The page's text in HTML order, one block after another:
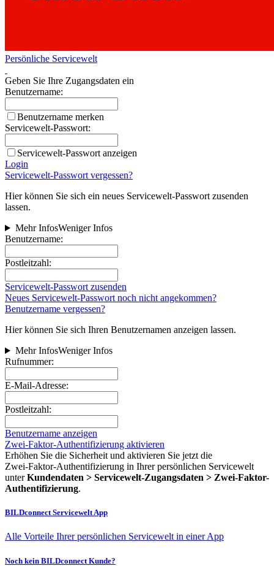
Persönliche Servicewelt
Geben Sie Ihre Zugangsdaten ein
Benutzername:
Benutzername merken
Servicewelt-Passwort:
Servicewelt-Passwort anzeigen
Login
Servicewelt-Passwort vergessen?
Hier können Sie sich ein neues Servicewelt-Passwort zusenden
lassen.
Mehr InfosWeniger Infos
Benutzername:
Postleitzahl:
Servicewelt-Passwort zusenden
Neues Servicewelt-Passwort noch nicht angekommen?
Benutzername vergessen?
Hier können Sie sich Ihren Benutzernamen anzeigen lassen.
Mehr InfosWeniger Infos
Rufnummer:
E-Mail-Adresse:
Postleitzahl:
Benutzername anzeigen
Zwei-Faktor-Authentifizierung aktivieren
Erhöhen Sie die Sicherheit und aktivieren Sie jetzt die
Zwei‑Faktor‑Authentifizierung in Ihrer persönlichen Servicewelt
unterKundendaten > Servicewelt-Zugangsdaten > Zwei-Faktor-
Authentifizierung.
BILDconnect Servicewelt App
Alle Vorteile Ihrer persönlichen Servicewelt in einer App
Noch kein BILDconnect Kunde?